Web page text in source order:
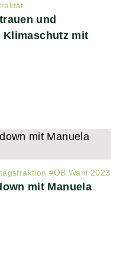
und
mit
#OB Wahl 2023
mit Manuela